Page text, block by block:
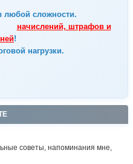
любой сложности.
начислений, штрафов и
!
нагрузки.
советы, напоминания мне,